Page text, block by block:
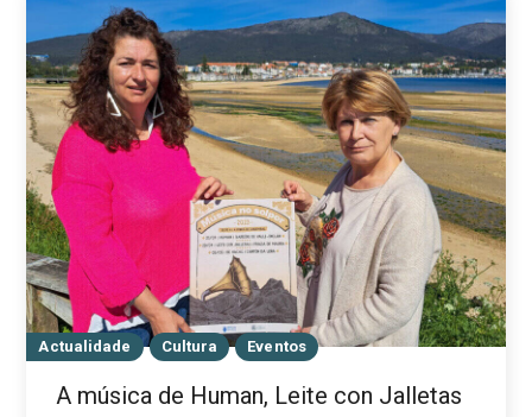
Actualidade Cultura Eventos
A música de Human, Leite con Jalletas